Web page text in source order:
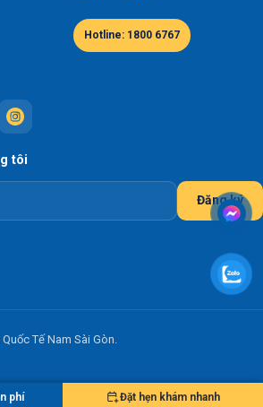
Hotline: 1800 6767
tôi
Đăng ký
Tế Nam Sài Gòn.
phí Đặt hẹn khám nhanh